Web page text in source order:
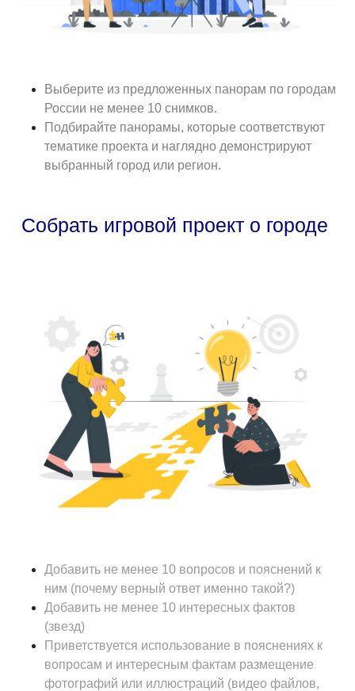
Выберите из предложенных панорам по городам
России не менее 10 снимков.
Подбирайте панорамы, которые соответствуют
тематике проекта и наглядно демонстрируют
выбранный город или регион.
Собрать игровой проект о городе
Добавить не менее 10 вопросов и пояснений к
ним (почему верный ответ именно такой?)
Добавить не менее 10 интересных фактов
(звезд)
Приветствуется использование в пояснениях к
вопросам и интересным фактам размещение
фотографий или иллюстраций (видео файлов,